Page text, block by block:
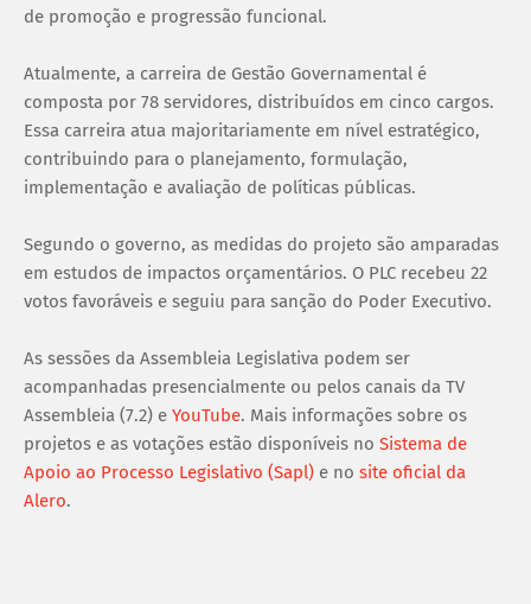
de promoção e progressão funcional.
Atualmente, a carreira de Gestão Governamental é
composta por 78 servidores, distribuídos em cinco cargos.
Essa carreira atua majoritariamente em nível estratégico,
contribuindo para o planejamento, formulação,
implementação e avaliação de políticas públicas.
Segundo o governo, as medidas do projeto são amparadas
em estudos de impactos orçamentários. O PLC recebeu 22
votos favoráveis e seguiu para sanção do Poder Executivo.
As sessões da Assembleia Legislativa podem ser
acompanhadas presencialmente ou pelos canais da TV
Assembleia (7.2) e YouTube. Mais informações sobre os
projetos e as votações estão disponíveis no Sistema de
Apoio ao Processo Legislativo (Sapl) e no site oficial da
Alero.